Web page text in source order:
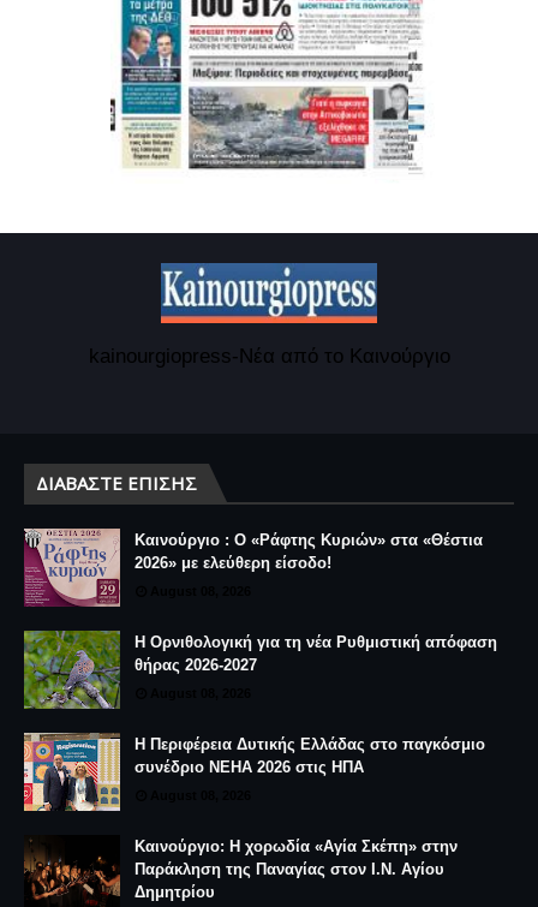
kainourgiopress-Νέα από το Καινούργιο
ΔΙΑΒΆΣΤΕ ΕΠΊΣΗΣ
Καινούργιο : Ο «Ράφτης Κυριών» στα «Θέστια
2026» με ελεύθερη είσοδο!
Η Ορνιθολογική για τη νέα Ρυθμιστική απόφαση
θήρας 2026-2027
Η Περιφέρεια Δυτικής Ελλάδας στο παγκόσμιο
συνέδριο NEHA 2026 στις ΗΠΑ
Καινούργιο: Η χορωδία «Αγία Σκέπη» στην
Παράκληση της Παναγίας στον Ι.Ν. Αγίου
Δημητρίου